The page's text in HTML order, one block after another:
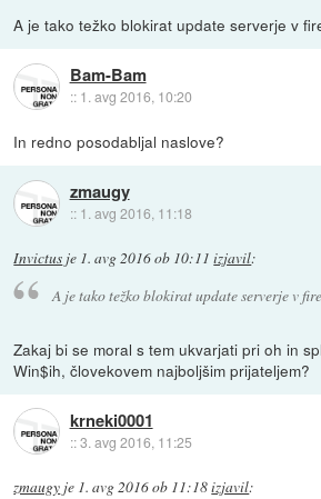
A je tako težko blokirat update serverje v
Bam-Bam
:: 1. avg 2016, 10:20
In redno posodabljal naslove?
zmaugy
:: 1. avg 2016, 11:18
Invictus je 1. avg 2016 ob 10:11 izjavil:
A je tako težko blokirat update serverje v
Zakaj bi se moral s tem ukvarjati pri oh in
Win$ih, človekovem najboljšim prijateljem?
krneki0001
::3. avg 2016, 11:25
zmaugy je 1. avg 2016 ob 11:18izjavil: